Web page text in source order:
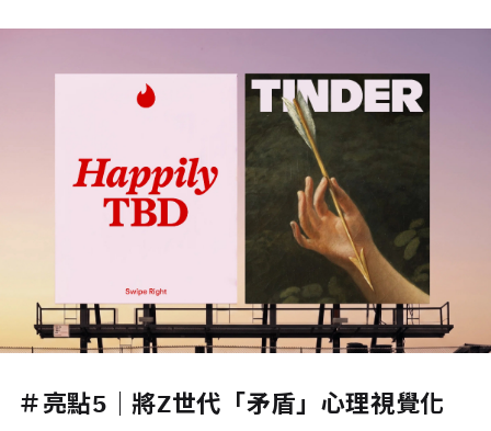
＃亮點5｜將Z世代「矛盾」心理視覺化